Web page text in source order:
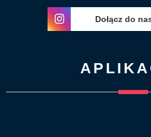
Dołącz do